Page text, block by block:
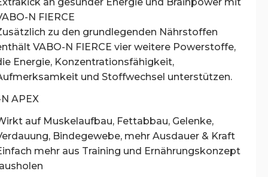
N FIERCE
zu den grundlegenden Nährstoffen
VABO-N FIERCE vier weitere Powerstoffe,
Energie, Konzentrationsfähigkeit,
und Stoffwechsel unterstützen.
APEX
auf Muskelaufbau, Fettabbau, Gelenke,
Bindegewebe, mehr Ausdauer & Kraft
mehr aus Training und Ernährungskonzept